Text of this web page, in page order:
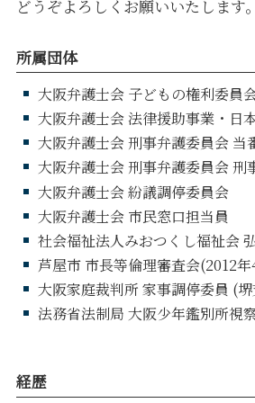
どうぞよろしくお願いいたします。
所属団体
大阪弁護士会 子どもの権利委員
大阪弁護士会 法律援助事業・日
大阪弁護士会 刑事弁護委員会 当
大阪弁護士会 刑事弁護委員会 刑
大阪弁護士会 紛議調停委員会
大阪弁護士会 市民窓口担当員
社会福祉法人みおつくし福祉会
芦屋市 市長等倫理審査会(2012
大阪家庭裁判所 家事調停委員 (
法務省法制局 大阪少年鑑別所視
経歴